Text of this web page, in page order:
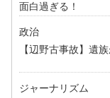
面白過ぎる！
政治
【辺野古事故】遺
ジャーナリズム